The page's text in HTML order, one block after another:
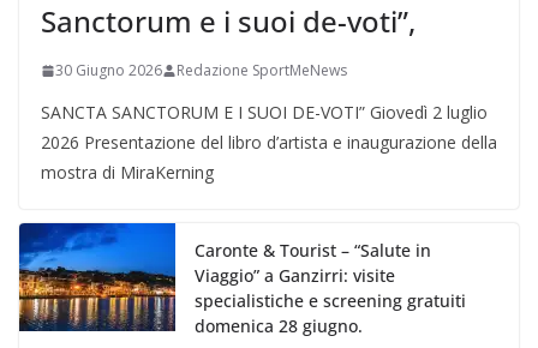
Sanctorum e i suoi de-voti”,
30 Giugno 2026 Redazione SportMeNews
SANCTA SANCTORUM E I SUOI DE-VOTI” Giovedì 2 luglio
2026 Presentazione del libro d’artista e inaugurazione della
mostra di MiraKerning
Caronte & Tourist – “Salute in
Viaggio” a Ganzirri: visite
specialistiche e screening gratuiti
domenica 28 giugno.